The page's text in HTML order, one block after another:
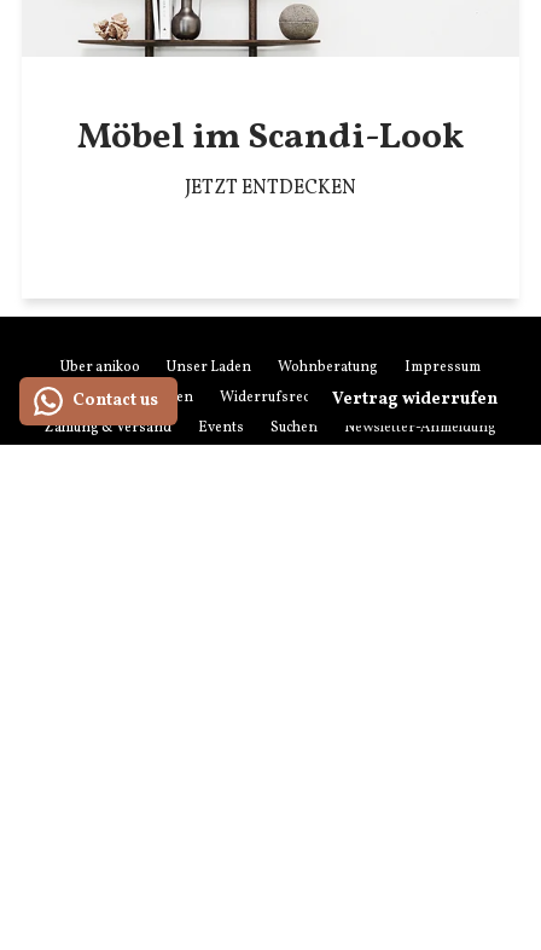
Möbel im Scandi-Look
JETZT ENTDECKEN
Über anikoo Unser Laden Wohnberatung
Impressum
Kontakt
Retouren Widerrufsrecht AGB
Datenschutz
Zahlung & Versand
Events Suchen Newsletter-Anmeldung
Vertrag widerrufen
Contact us